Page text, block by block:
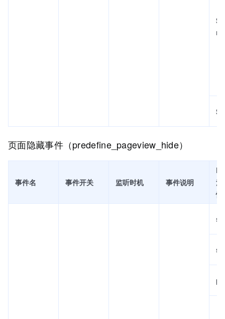
页面隐藏事件（predefine_pageview_hide）
事件名 事件开关 监听时机 事件说明
流
性